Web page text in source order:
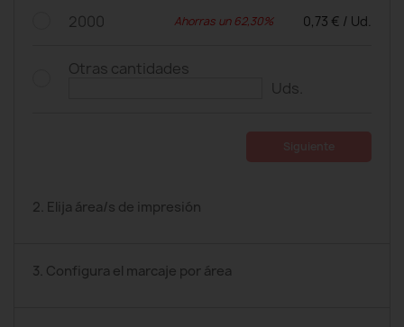
2000 Ahorras un 62,30% 0,73 € / Ud.
Otras cantidades
Uds.
2. Elija área/s de impresión
3. Configura el marcaje por área